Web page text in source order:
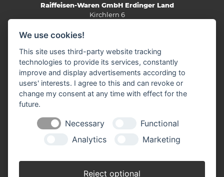
Raiffeisen-Waren GmbH Erdinger Land
Kirchlern 6
Telefon: 08084/93240
E-Mail:info(at)rwg-erdinger-land.de
SICHERHEITSDATENBLÄTTER
RWG HEIZÖL-BÖRSE
We use cookies!
This site uses third-party website tracking
technologies to provide its services, constantly
improve and display advertisements according to
users' interests. I agree to this and can revoke or
change my consent at any time with effect for the
future.
Necessary
Functional
Analytics
Marketing
Reject optional